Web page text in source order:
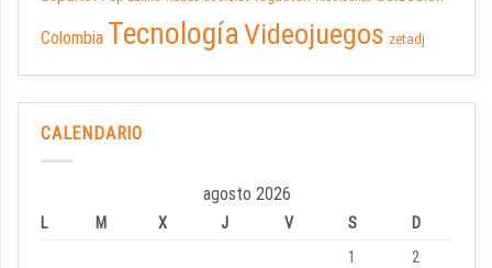
Colombia TecnologíaVideojuegos zetadj
CALENDARIO
agosto 2026
L M X J V S
D
1
2